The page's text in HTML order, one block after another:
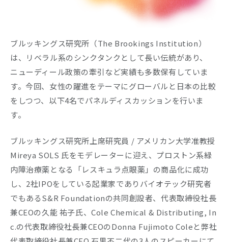
Seminar
IR
Company
Recruit
ブルッキングス研究所（The Brookings Institution）
は、リベラル系のシンクタンクとして長い伝統があり、
ニューディール政策の牽引など実績も多数保有していま
す。今回、女性の躍進をテーマにグローバルと日本の比較
をしつつ、以下4名でパネルディスカッションを行いま
す。
ブルッキングス研究所上席研究員 / アメリカン大学准教授
Mireya SOLS 氏をモデレーターに迎え、プロストン系緑
内障治療薬となる「レスキュラ点眼薬」の商品化に成功
し、2社IPOをしている起業家でありバイオテック研究者
でもあるS&R Foundationの共同創設者、代表取締役社長
兼CEOの久能 祐子氏、Cole Chemical & Distributing, In
c.の代表取締役社長兼CEOのDonna Fujimoto Coleと弊社